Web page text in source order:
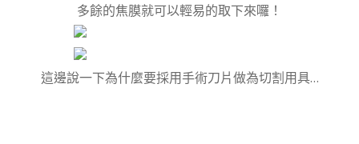
多餘的焦膜就可以輕易的取下來囉！
這邊說一下為什麼要採用手術刀片做為切割用具…